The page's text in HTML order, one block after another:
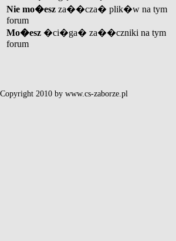
Nie mo�esz za��cza� plik�w na tym
forum
Mo�esz �ci�ga� za��czniki na tym
forum
Copyright 2010 by www.cs-zaborze.pl